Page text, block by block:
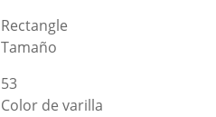
Rectangle
Tamaño
53
Color de varilla